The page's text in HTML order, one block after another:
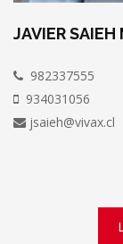
JAVIER SAIEH
982337555
934031056
jsaieh@vivax.cl